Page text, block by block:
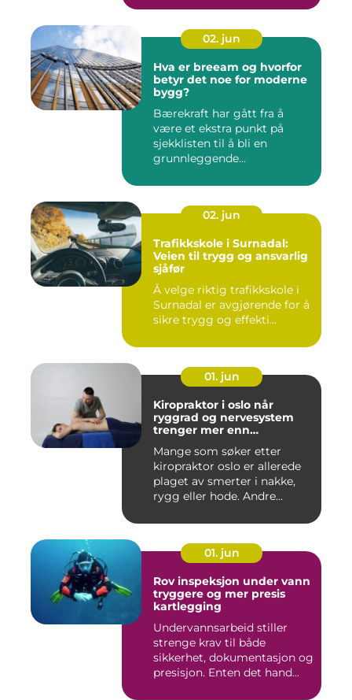
02. jun
Hva er breeam og hvorfor
betyr det noe for moderne
bygg?
Bærekraft har gått fra å
være et ekstra punkt på
sjekklisten til å bli en
grunnleggende
02. jun
Trafikkskole i Surnadal:
Veien til trygg og ansvarlig
sjåfør
Å velge riktig trafikkskole i
Surnadal er avgjørende for å
sikre trygg og effekti...
01. jun
Kiropraktor i oslo når
ryggrad og nervesystem
trenger mer enn
Mange som søker etter
kiropraktor oslo er allerede
plaget av smerter i nakke,
rygg eller hode. Andre...
01. jun
Rov inspeksjon under vann
tryggere og mer presis
kartlegging
Undervannsarbeid stiller
strenge krav til både
sikkerhet, dokumentasjon og
presisjon. Enten det hand...